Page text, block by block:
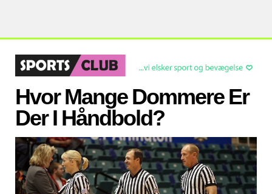
Hvor Mange Dommere Er
Der I Håndbold?